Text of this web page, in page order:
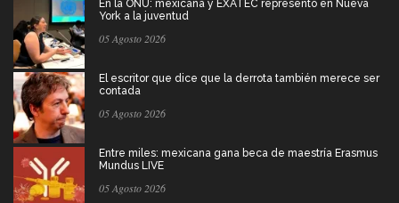
En la ONU: mexicana y EXATEC representó en Nueva
York a la juventud
05 Agosto 2026
El escritor que dice que la derrota también merece ser
contada
05 Agosto 2026
Entre miles: mexicana gana beca de maestría Erasmus
Mundus LIVE
05 Agosto 2026